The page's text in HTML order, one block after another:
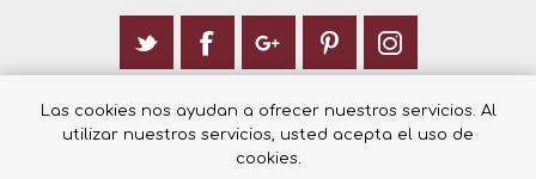
Calle Italia 6, 03003 Alicante
+34 965 12 23 55
Las cookies nos ayudan a ofrecer nuestros servicios. Al
utilizar nuestros servicios, usted acepta el uso de
cookies.